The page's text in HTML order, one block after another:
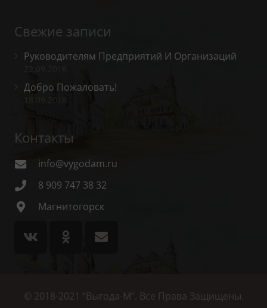
Свежие записи
Руководителям Предприятий И Организаций
Добро Пожаловать!
18.09.2018
Контакты
info@vygodam.ru
8 909 747 38 32
Магнитогорск
© 2018-2021 “Выгода-М”. Все Права Защищены.